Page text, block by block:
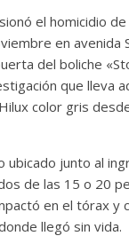
el homicidio
en avenida
del boliche
que lleva
color gris
ubicado junto al
de las 15 o 20
en el tórax y
llegó sin vida.